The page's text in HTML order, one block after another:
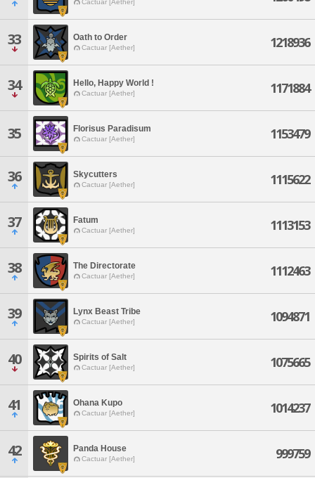
Cactuar [Aether]
33 Oath to Order
Cactuar [Aether] 1218936
34 Hello, Happy World !
Cactuar [Aether] 1171884
35 Florisus Paradisum
Cactuar [Aether] 1153479
36 Skycutters
Cactuar [Aether] 1115622
37 Fatum
Cactuar [Aether] 1113153
38 The Directorate
Cactuar [Aether] 1112463
39 Lynx Beast Tribe
Cactuar [Aether] 1094871
40 Spirits of Salt
Cactuar [Aether] 1075665
41 Ohana Kupo
Cactuar [Aether] 1014237
42 Panda House
Cactuar [Aether] 999759